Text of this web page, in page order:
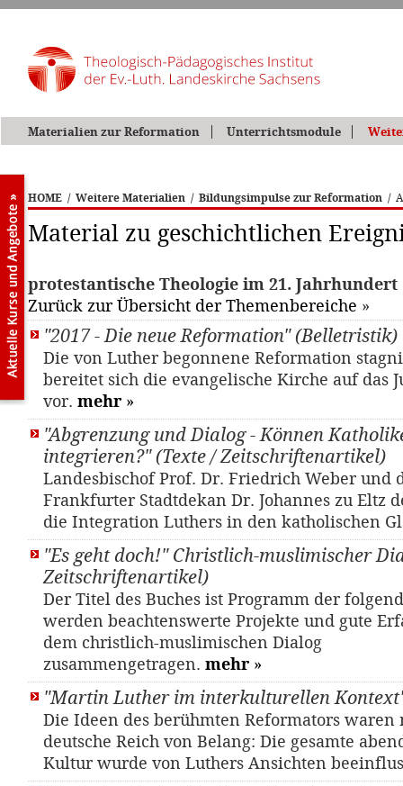
Materialien zur Reformation Unterrichtsmodule
HOME / Weitere Materialien / Bildungsimpulse zur Reformation /
Material zu geschichtlichen
protestantische Theologie im 21. Jahrhundert
Zurück zur Übersicht der Themenbereiche »
"2017 - Die neue Reformation" (Belletristik)
Die von Luther begonnene Reformation
bereitet sich die evangelische Kirche auf das
vor. mehr »
"Abgrenzung und Dialog - Können
integrieren?" (Texte / Zeitschriftenartikel)
Landesbischof Prof. Dr. Friedrich Weber und
Frankfurter Stadtdekan Dr. Johannes zu Eltz
die Integration Luthers in den katholischen
"Es geht doch!" Christlich-muslimischer
Zeitschriftenartikel)
Der Titel des Buches ist Programm der
werden beachtenswerte Projekte und gute
dem christlich-muslimischen Dialog
zusammengetragen. mehr »
"Martin Luther im interkulturellen
Die Ideen des berühmten Reformators
deutsche Reich von Belang: Die gesamte
Kultur wurde von Luthers Ansichten